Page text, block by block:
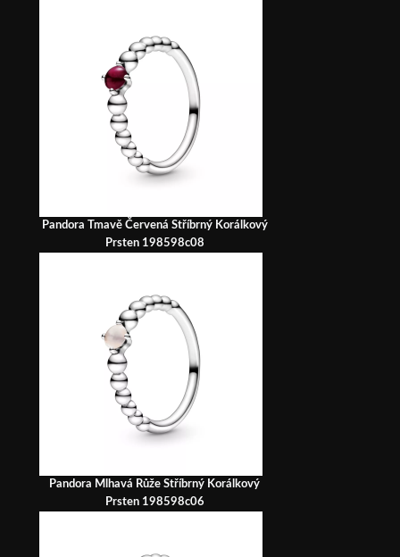
Pandora Tmavě Červená Stříbrný Korálkový
Prsten 198598c08
Pandora Mlhavá Růže Stříbrný Korálkový
Prsten 198598c06